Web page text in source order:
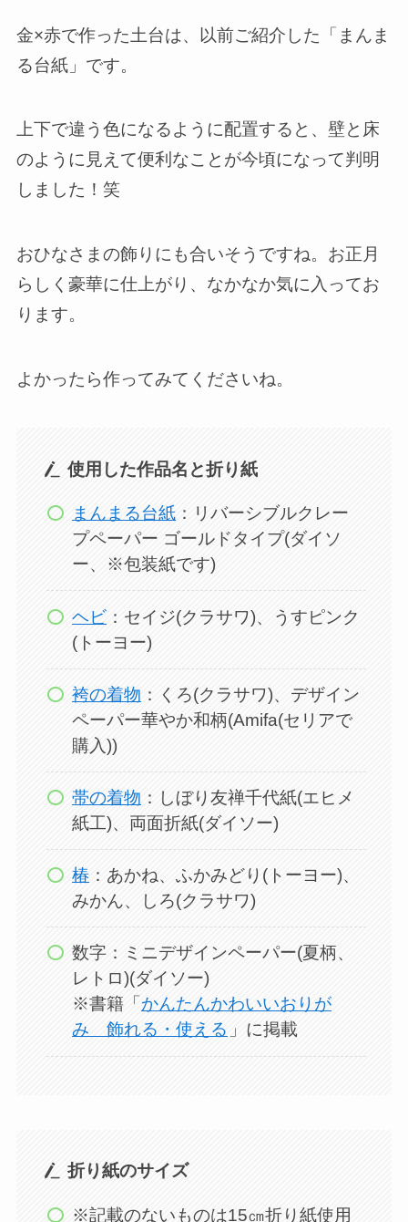
金×赤で作った土台は、以前ご紹介した「まんま
る台紙」です。
上下で違う色になるように配置すると、壁と床
のように見えて便利なことが今頃になって判明
しました！笑
おひなさまの飾りにも合いそうですね。お正月
らしく豪華に仕上がり、なかなか気に入ってお
ります。
よかったら作ってみてくださいね。
使用した作品名と折り紙
まんまる台紙 ：リバーシブルクレー
プペーパー ゴールドタイプ(ダイソ
ー、※包装紙です)
ヘビ ：セイジ(クラサワ)、うすピンク
(トーヨー)
袴の着物 ：くろ(クラサワ)、デザイン
ペーパー華やか和柄(Amifa(セリアで
購入))
帯の着物 ：しぼり友禅千代紙(エヒメ
紙工)、両面折紙(ダイソー)
椿 ：あかね、ふかみどり(トーヨー)、
みかん、しろ(クラサワ)
数字：ミニデザインペーパー(夏柄、
レトロ)(ダイソー)
※書籍「 かんたんかわいいおりが
み 飾れる・使える 」に掲載
折り紙のサイズ
※記載のないものは15㎝折り紙使用